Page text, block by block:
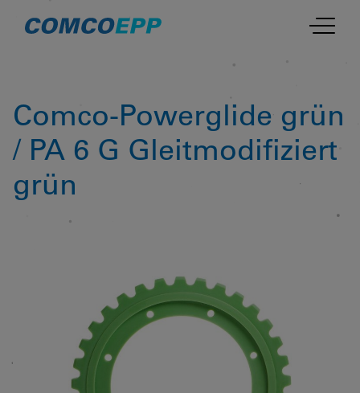
Comco-Powerglide grün
/ PA 6 G Gleitmodifiziert
grün